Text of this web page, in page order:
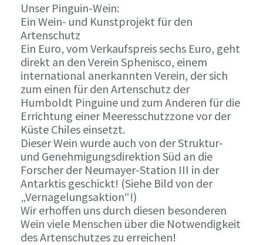
Unser Pinguin-Wein:
Ein Wein- und Kunstprojekt für den
Artenschutz
Ein Euro, vom Verkaufspreis sechs Euro, geht
direkt an den Verein Sphenisco, einem
international anerkannten Verein, der sich
zum einen für den Artenschutz der
Humboldt Pinguine und zum Anderen für die
Errichtung einer Meeresschutzzone vor der
Küste Chiles einsetzt.
Dieser Wein wurde auch von der Struktur-
und Genehmigungsdirektion Süd an die
Forscher der Neumayer-Station III in der
Antarktis geschickt! (Siehe Bild von der
„Vernagelungsaktion“!)
Wir erhoffen uns durch diesen besonderen
Wein viele Menschen über die Notwendigkeit
des Artenschutzes zu erreichen!